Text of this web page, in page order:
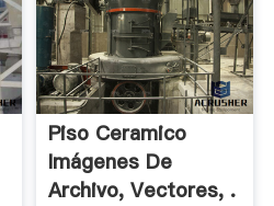
Piso Ceramico
Imágenes De
Archivo, Vectores, .